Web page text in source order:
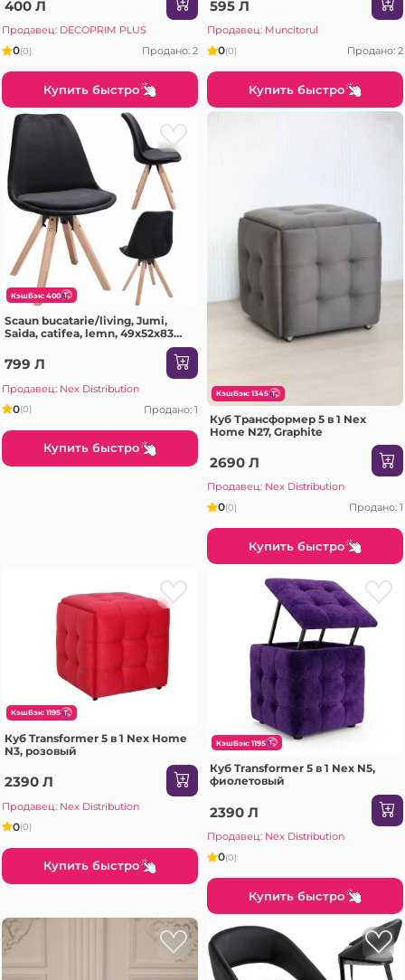
400 Л
Продавец: DECOPRIM PLUS
0(0) Продано: 2
Купить быстро
595 Л
Продавец: Muncitorul
0(0) Продано: 2
Купить быстро
КэшБэк: 400
Scaun bucatarie/living, Jumi,
Saida, catifea, lemn, 49x52x83
799 Л
Продавец: Nex Distribution
0(0) Продано: 1
Купить быстро
КэшБэк: 1345
Куб Трансформер 5 в 1 Nex
Home N27, Graphite
2690 Л
Продавец: Nex Distribution
0(0) Продано: 1
Купить быстро
КэшБэк: 1195
Куб Transformer 5 в 1 Nex Home
N3, розовый
2390 Л
Продавец: Nex Distribution
0(0)
Купить быстро
КэшБэк: 1195
Куб Transformer 5 в 1 Nex N5,
фиолетовый
2390 Л
Продавец: Nex Distribution
0(0)
Купить быстро